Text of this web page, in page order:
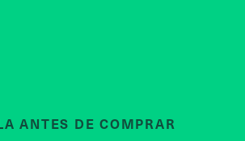
ANTES DE COMPRAR